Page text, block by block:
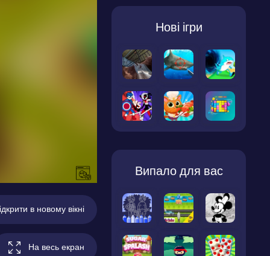
в новому вікні
На весь екран
Нові ігри
Випало для вас